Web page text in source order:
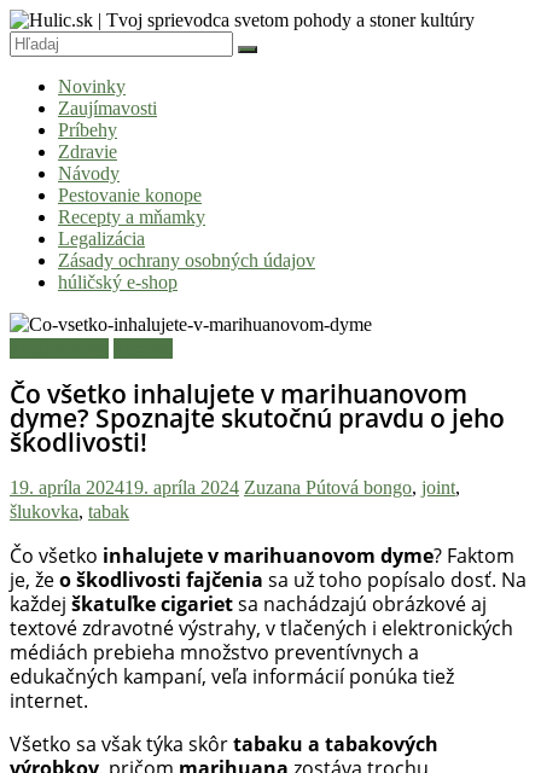
Skip
to
content
Tvoj
sprievodca
svetom
pohody
stoner
kultúry
v
komunite,
kde
je
čas
Hulic.sk
prináša
čerstvé
novinky
z
konopnej
najlepší
Novinky
Zaujímavosti
Príbehy
Zdravie
Návody
Pestovanie konope
Recepty a mňamky
Legalizácia
Zásady ochrany osobných údajov
húličský e-shop
Čo všetko inhalujete v marihuanovom
dyme? Spoznajte skutočnú pravdu o jeho
škodlivosti!
19. apríla 202419. apríla 2024 Zuzana Pútová bongo, joint,
šlukovka, tabak
Čo všetko inhalujete v marihuanovom dyme? Faktom
je, žeo škodlivosti fajčenia sa už toho popísalo dosť. Na
každej škatuľke cigarietsa nachádzajú obrázkové aj
textové zdravotné výstrahy, v tlačených i elektronických
médiách prebieha množstvo preventívnych a
edukačných kampaní, veľa informácií ponúka tiež
internet.
Všetko sa však týka skôrtabaku a tabakových